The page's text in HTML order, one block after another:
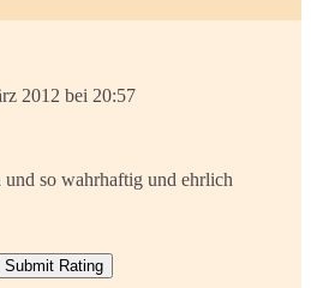
2012 bei 20:57
und so wahrhaftig und ehrlich
Submit Rating